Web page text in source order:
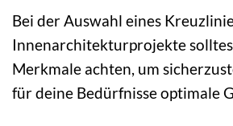
Bei der Auswahl eines
Innenarchitekturprojekte
Merkmale achten, um
für deine Bedürfnisse optimale